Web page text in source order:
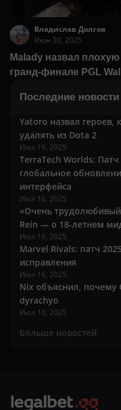
Владислав Долгов
Июн 30, 2025
Malady назвал
гранд-финале PGL
Последние новости
Yatoro назвал
удалять из Dota 2
Июл 16, 2025
TerraTech Worlds:
глобальное
интерфейса
Июл 16, 2025
«Очень
Rein — о 18-летнем
Июл 16, 2025
Marvel Rivals: патч
исправления
Июл 16, 2025
Nix объяснил, почему
dyrachyo
Июл 16, 2025
Больше новостей